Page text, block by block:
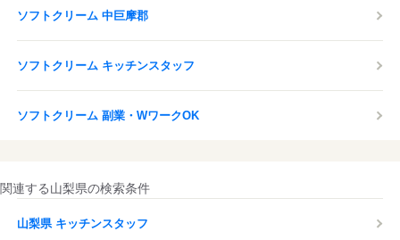
ソフトクリーム 中巨摩郡
ソフトクリーム キッチンスタッフ
ソフトクリーム 副業・WワークOK
関連する山梨県の検索条件
山梨県 キッチンスタッフ